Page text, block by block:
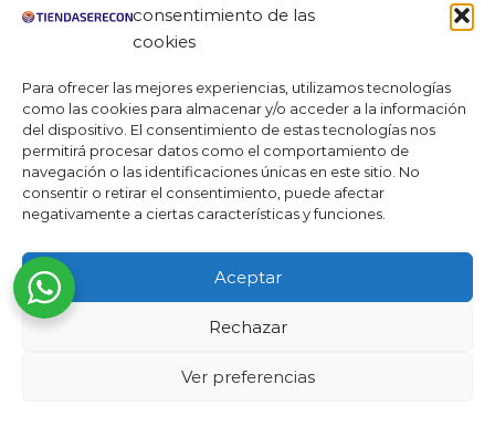
consentimiento de las
cookies
Para ofrecer las mejores experiencias, utilizamos tecnologías
como las cookies para almacenar y/o acceder a la información
del dispositivo. El consentimiento de estas tecnologías nos
permitirá procesar datos como el comportamiento de
navegación o las identificaciones únicas en este sitio. No
consentir o retirar el consentimiento, puede afectar
negativamente a ciertas características y funciones.
Aceptar
Rechazar
Ver preferencias
Linkedin
MAS DE 50 RESEÑAS
★★★★★
La verdad es que fue una compra muy económica, la
día. ¡Estoy muy satisfecha con la atención al cliente y el
servicio!
Desarrollado por